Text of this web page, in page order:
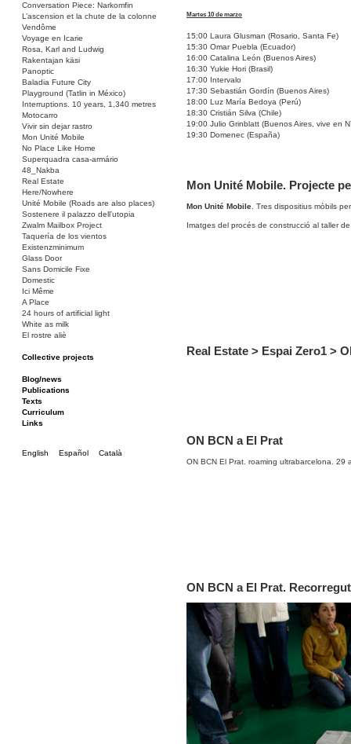
Conversation Piece: Narkomfin
L’ascension et la chute de la colonne
Vendôme
Voyage en Icarie
Rosa, Karl and Ludwig
Rakentajan käsi
Panoptic
Baladia Future City
Playground (Tatlin in México)
Interruptions. 10 years, 1,340 metres
Motocarro
Vivir sin dejar rastro
Mon Unité Mobile
No Place Like Home
Superquadra casa-armário
48_Nakba
Real Estate
Here/Nowhere
Unité Mobile (Roads are also places)
Sostenere il palazzo dell’utopia
Zwalm Mailbox Project
Taquería de los vientos
Existenzminimum
Glass Door
Sans Domicile Fixe
Domestic
Ici Même
A Place
24 hours of artificial light
White as milk
El rostre aliè
Collective projects
Ciza Muzej
Roulotte
Canòdrom/Canòdrom
ON Prat
Rieres/Rambles
Blog/news
Publications
Texts
Curriculum
Links
English Español Català
Martes 10 de marzo
15:00 Laura Glusman (Rosario, Santa Fe)
15:30 Omar Puebla (Ecuador)
16:00 Catalina León (Buenos Aires)
16:30 Yukie Hori (Brasil)
17:00 Intervalo
17:30 Sebastián Gordín (Buenos Aires)
18:00 Luz María Bedoya (Perú)
18:30 Cristián Silva (Chile)
19:00 Julio Grinblatt (Buenos Aires, vive en
19:30 Domenec (España)
Mon Unité Mobile. Projecte
Mon Unité Mobile . Tres dispositius mòbils
Imatges del procés de construcció al taller
Real Estate > Espai Zero1 >
ON BCN a El Prat
ON BCN El Prat. roaming ultrabarcelona.
ON BCN a El Prat. Recorregut